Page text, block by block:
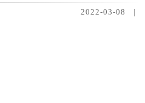
2022-03-08 |